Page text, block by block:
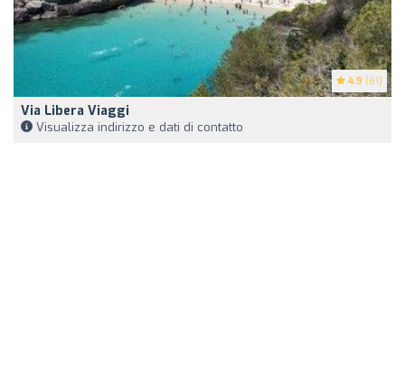
4.9 (61)
Via Libera Viaggi
Visualizza indirizzo e dati di contatto